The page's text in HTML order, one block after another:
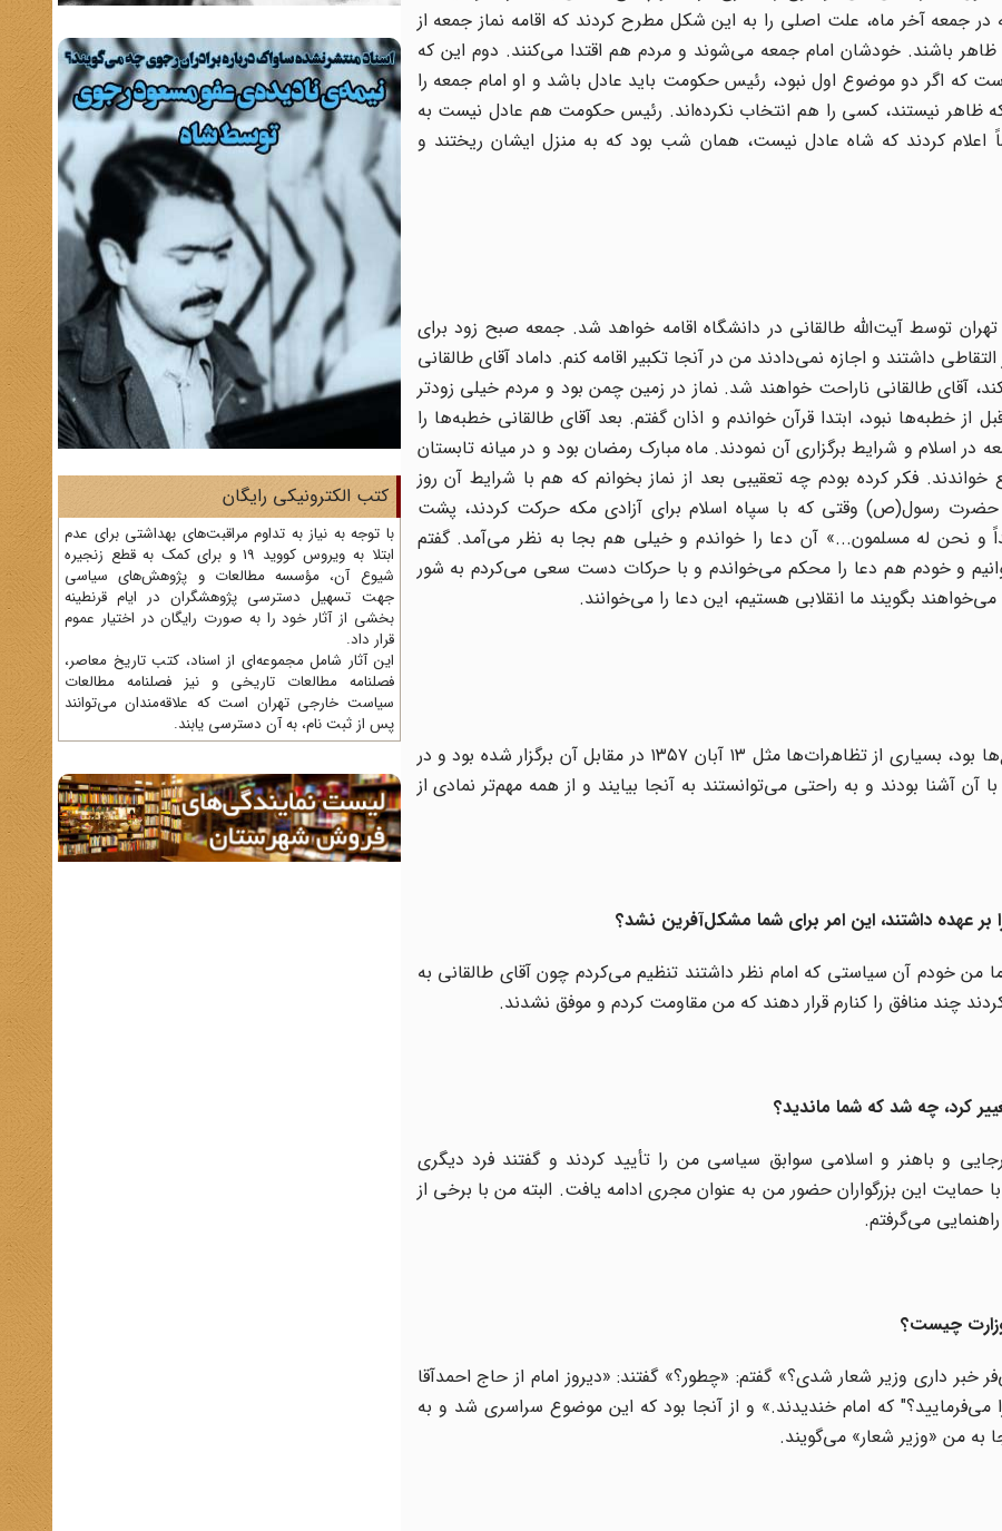
جمعه آخر ماه، علت اصلی را به این شکل مطرح کردند که اقامه نماز جمعه از
باشند. خودشان امام جمعه می‌شوند و مردم هم اقتدا می‌کنند. دوم این که
که اگر دو موضوع اول نبود، رئیس حکومت باید عادل باشد و او امام جمعه را
ظاهر نیستند، کسی را هم انتخاب نکرده‌اند. رئیس حکومت هم عادل نیست به
کردند که شاه عادل نیست، همان شب بود که به منزل ایشان ریختند و
اعلام کرد، نماز جمعه تهران توسط آیت‌الله طالقانی در دانشگاه اقامه خواهد شد. جمعه صبح زود برای
داشتند و اجازه نمی‌دادند من در آنجا تکبیر اقامه کنم. داماد آقای طالقانی
کند، آقای طالقانی ناراحت خواهند شد. نماز در زمین چمن بود و مردم خیلی زودتر
خطبه‌ها نبود، ابتدا قرآن خواندم و اذان گفتم. بعد آقای طالقانی خطبه‌ها را
اسلام و شرایط برگزاری آن نمودند. ماه مبارک رمضان بود و در میانه تابستان
فکر کرده بودم چه تعقیبی بعد از نماز بخوانم که هم با شرایط آن روز
رسول(ص) وقتی که با سپاه اسلام برای آزادی مکه حرکت کردند، پشت
و نحن له مسلمون...» آن دعا را خواندم و خیلی هم بجا به نظر می‌آمد. گفتم
و خودم هم دعا را محکم می‌خواندم و با حرکات دست سعی می‌کردم به شور
بگویند ما انقلابی هستیم، این دعا را می‌خوانند.
در دوران پیروزی انقلاب دانشگاه تهران مرکز بسیاری از تجمع‌ها بود، بسیاری از تظاهرات‌ها مثل ۱۳ آبان ۱۳۵۷ در مقابل آن برگزار شده بود و در
آن آشنا بودند و به راحتی می‌توانستند به آنجا بیایند و از همه مهم‌تر نمادی از
بر عهده داشتند، این امر برای شما مشکل‌آفرین نشد؟
من خودم آن سیاستی که امام نظر داشتند تنظیم می‌کردم چون آقای طالقانی به
چند منافق را کنارم قرار دهند که من مقاومت کردم و موفق نشدند.
کرد، چه شد که شما ماندید؟
و باهنر و اسلامی سوابق سیاسی من را تأیید کردند و گفتند فرد دیگری
حمایت این بزرگواران حضور من به عنوان مجری ادامه یافت. البته من با برخی از
می‌گرفتم.
وزارت چیست؟
خبر داری وزیر شعار شدی؟» گفتم: «چطور؟» گفتند: «دیروز امام از حاج احمدآقا
می‌فرمایید؟" که امام خندیدند.» و از آنجا بود که این موضوع سراسری شد و به
به من «وزیر شعار» می‌گویند.
کتب الکترونیکی رایگان
با توجه به نیاز به تداوم مراقبت‌های بهداشتی برای عدم
ابتلا به ویروس کووید 19 و برای کمک به قطع زنجیره
شیوع آن، مؤسسه مطالعات و پژوهش‌های سیاسی
جهت تسهیل دسترسی پژوهشگران در ایام قرنطینه
بخشی از آثار خود را به صورت رایگان در اختیار عموم
قرار داد.
این آثار شامل مجموعه‌ای از اسناد، کتب تاریخ معاصر،
فصلنامه‌ مطالعات تاریخی و نیز فصلنامه مطالعات
سیاست خارجی تهران است که علاقه‌مندان می‌توانند
پس از ثبت نام، به آن دسترسی یابند.